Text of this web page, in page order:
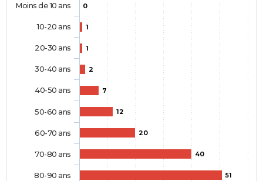
0
1
1
2
7
12
20
40
51
Moins de 10 ans
10-20 ans
20-30 ans
30-40 ans
40-50 ans
50-60 ans
60-70 ans
70-80 ans
80-90 ans